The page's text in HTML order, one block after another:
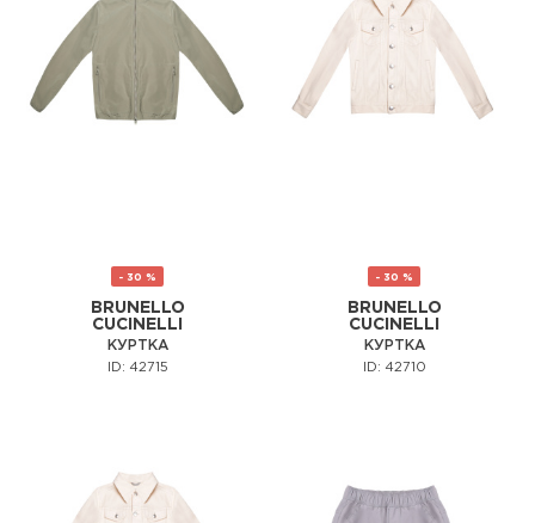
- 30 %
BRUNELLO
CUCINELLI
КУРТКА
ID: 42715
- 30 %
BRUNELLO
CUCINELLI
КУРТКА
ID: 42710